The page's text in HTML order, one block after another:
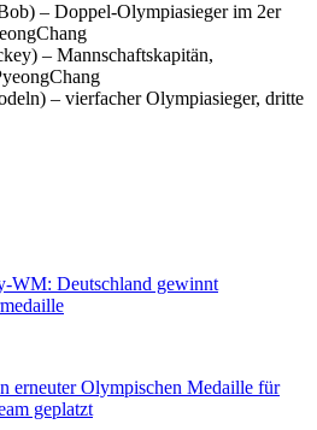
– Doppel-Olympiasieger im 2er
– Mannschaftskapitän,
– vierfacher Olympiasieger, dritte
WM: Deutschland gewinnt
erneuter Olympischen Medaille für
geplatzt